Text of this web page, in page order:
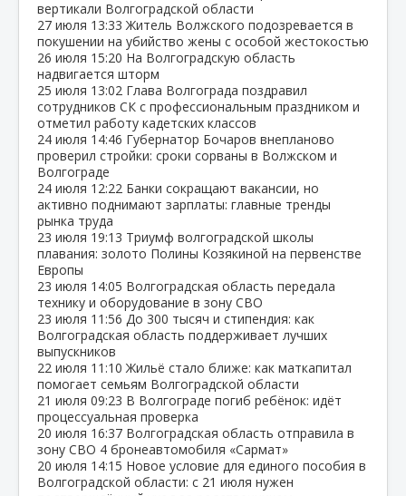
вертикали Волгоградской области
27 июля 13:33 Житель Волжского подозревается в
покушении на убийство жены с особой жестокостью
26 июля 15:20 На Волгоградскую область
надвигается шторм
25 июля 13:02 Глава Волгограда поздравил
сотрудников СК с профессиональным праздником и
отметил работу кадетских классов
24 июля 14:46 Губернатор Бочаров внепланово
проверил стройки: сроки сорваны в Волжском и
Волгограде
24 июля 12:22 Банки сокращают вакансии, но
активно поднимают зарплаты: главные тренды
рынка труда
23 июля 19:13 Триумф волгоградской школы
плавания: золото Полины Козякиной на первенстве
Европы
23 июля 14:05 Волгоградская область передала
технику и оборудование в зону СВО
23 июля 11:56 До 300 тысяч и стипендия: как
Волгоградская область поддерживает лучших
выпускников
22 июля 11:10 Жильё стало ближе: как маткапитал
помогает семьям Волгоградской области
21 июля 09:23 В Волгограде погиб ребёнок: идёт
процессуальная проверка
20 июля 16:37 Волгоградская область отправила в
зону СВО 4 бронеавтомобиля «Сармат»
20 июля 14:15 Новое условие для единого пособия в
Волгоградской области: с 21 июля нужен